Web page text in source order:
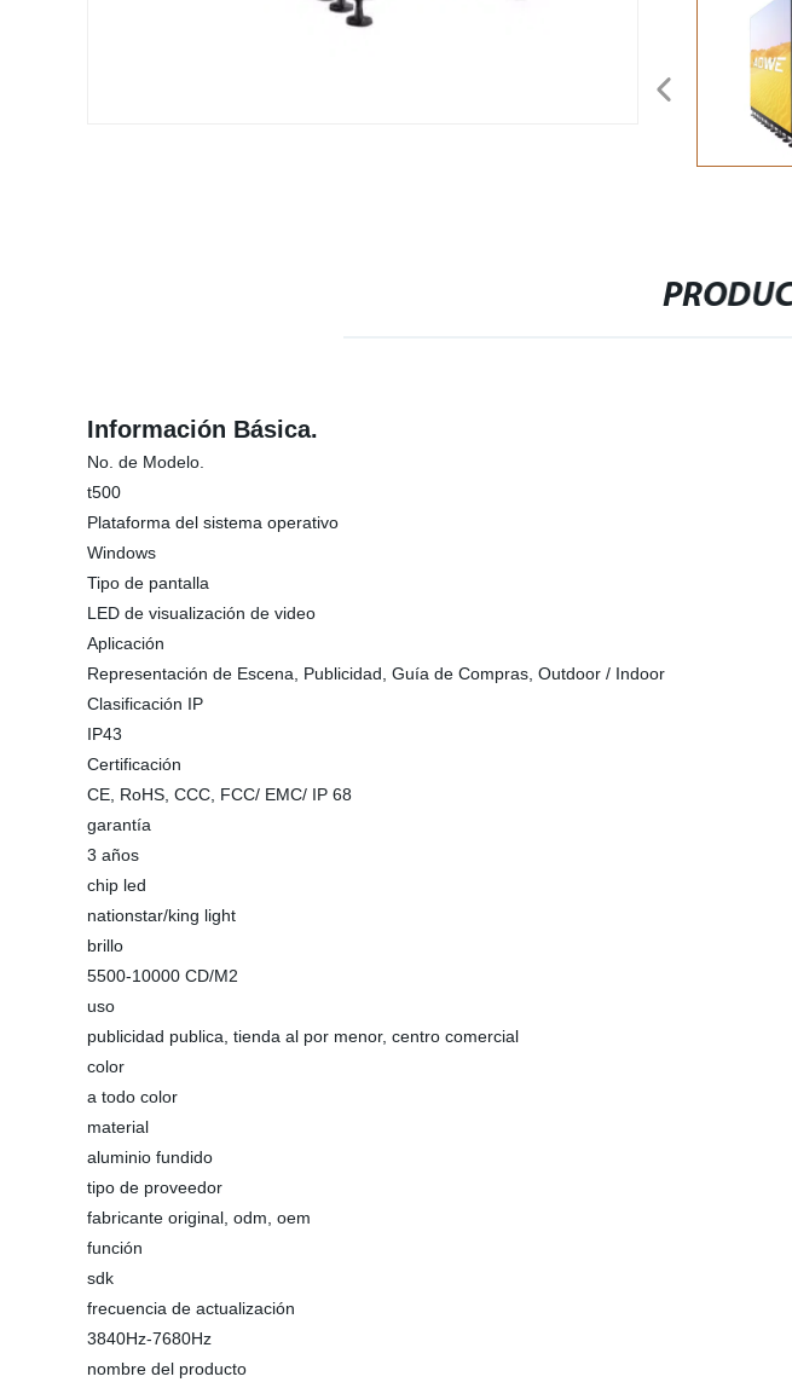
Información Básica.
No. de Modelo.
t500
Plataforma del sistema operativo
Windows
Tipo de pantalla
LED de visualización de video
Aplicación
Representación de Escena, Publicidad, Guía de Compras, Outdoor / Indoor
Clasificación IP
IP43
Certificación
CE, RoHS, CCC, FCC/ EMC/ IP 68
garantía
3 años
chip led
nationstar/king light
brillo
5500-10000 CD/M2
uso
publicidad publica, tienda al por menor, centro comercial
color
a todo color
material
aluminio fundido
tipo de proveedor
fabricante original, odm, oem
función
sdk
frecuencia de actualización
3840Hz-7680Hz
nombre del producto